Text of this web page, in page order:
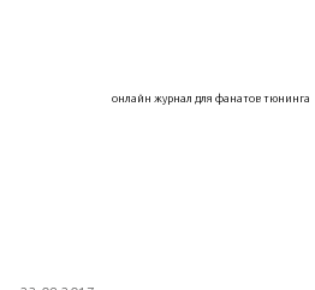
онлайн журнал для фанатов тюнинга